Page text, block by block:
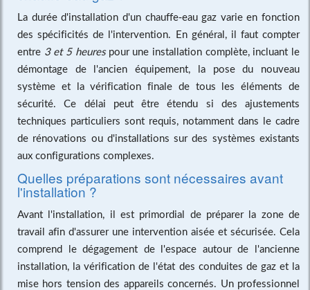
La durée d'installation d'un chauffe-eau gaz varie en fonction
des spécificités de l'intervention. En général, il faut compter
entre 3 et 5 heurespour une installation complète, incluant le
démontage de l'ancien équipement, la pose du nouveau
système et la vérification finale de tous les éléments de
sécurité. Ce délai peut être étendu si des ajustements
techniques particuliers sont requis, notamment dans le cadre
de rénovations ou d'installations sur des systèmes existants
aux configurations complexes.
Quelles préparations sont nécessaires avant
l'installation ?
Avant l'installation, il est primordial de préparer la zone de
travail afin d'assurer une intervention aisée et sécurisée. Cela
comprend le dégagement de l'espace autour de l'ancienne
installation, la vérification de l'état des conduites de gaz et la
mise hors tension des appareils concernés. Un professionnel